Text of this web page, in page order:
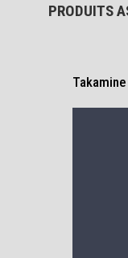
PRODUITS
Takamine